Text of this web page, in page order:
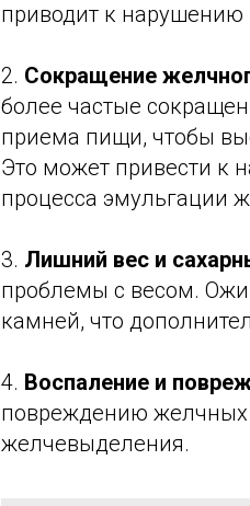
приводит к нарушению
2. Сокращение
более частые
приема пищи, чтобы
Это может привести к
процесса эмульгации
3. Лишний вес и
проблемы с весом.
камней, что
4. Воспаление и
повреждению желчных
желчевыделения.